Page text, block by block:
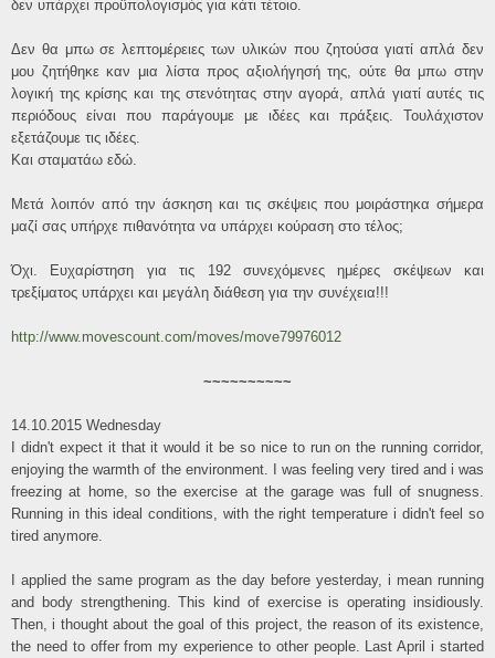
δεν υπάρχει προϋπολογισμός για κάτι τέτοιο.
Δεν θα μπω σε λεπτομέρειες των υλικών που ζητούσα γιατί απλά δεν
μου ζητήθηκε καν μια λίστα προς αξιολήγησή της, ούτε θα μπω στην
λογική της κρίσης και της στενότητας στην αγορά, απλά γιατί αυτές τις
περιόδους είναι που παράγουμε με ιδέες και πράξεις. Τουλάχιστον
εξετάζουμε τις ιδέες.
Και σταματάω εδώ.
Μετά λοιπόν από την άσκηση και τις σκέψεις που μοιράστηκα σήμερα
μαζί σας υπήρχε πιθανότητα να υπάρχει κούραση στο τέλος;
Όχι. Ευχαρίστηση για τις 192 συνεχόμενες ημέρες σκέψεων και
τρεξίματος υπάρχει και μεγάλη διάθεση για την συνέχεια!!!
http://www.movescount.com/moves/move79976012
~~~~~~~~~~
14.10.2015 Wednesday
I didn't expect it that it would it be so nice to run on the running corridor,
enjoying the warmth of the environment. I was feeling very tired and i was
freezing at home, so the exercise at the garage was full of snugness.
Running in this ideal conditions, with the right temperature i didn't feel so
tired anymore.
I applied the same program as the day before yesterday, i mean running
and body strengthening. This kind of exercise is operating insidiously.
Then, i thought about the goal of this project, the reason of its existence,
the need to offer from my experience to other people. Last April i started